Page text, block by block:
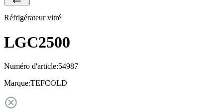
Réfrigérateur vitré
LGC2500
Numéro d'article:54987
Marque:TEFCOLD